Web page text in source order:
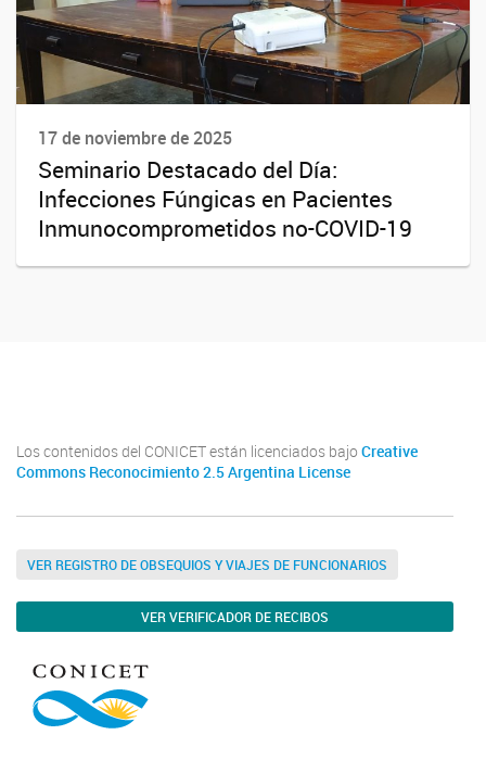
17 de noviembre de 2025
Seminario Destacado del Día:
Infecciones Fúngicas en Pacientes
Inmunocomprometidos no-COVID-19
Los contenidos del CONICET están licenciados bajo Creative
Commons Reconocimiento 2.5 Argentina License
VER REGISTRO DE OBSEQUIOS Y VIAJES DE FUNCIONARIOS
VER VERIFICADOR DE RECIBOS